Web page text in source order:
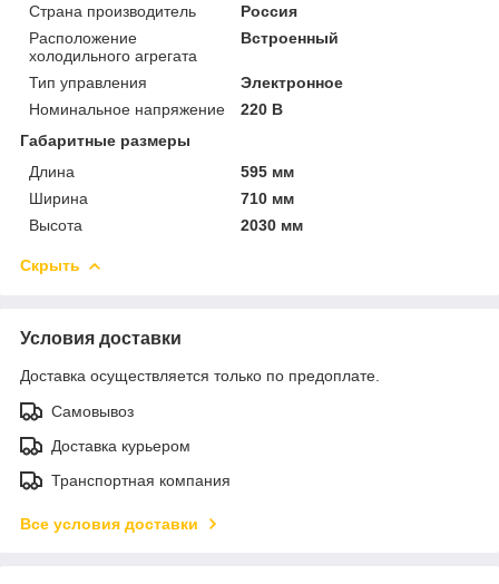
Страна производитель
Россия
Расположение
холодильного агрегата
Встроенный
Тип управления
Электронное
Номинальное напряжение
220 В
Габаритные размеры
Длина
595 мм
Ширина
710 мм
Высота
2030 мм
Скрыть
Условия доставки
Доставка осуществляется только по предоплате.
Самовывоз
Доставка курьером
Транспортная компания
Все условия доставки